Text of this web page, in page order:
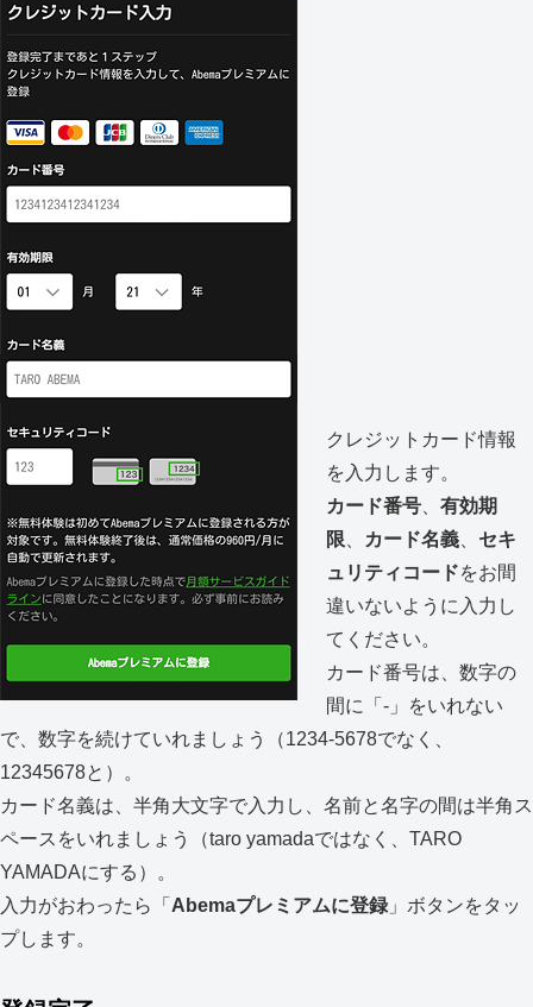
クレジットカード情報
を入力します。
カード番号、 有効期
限、 カード名義、 セキ
ュリティコードをお間
違いないように入力し
てください。
カード番号は、数字の
間に「-」をいれない
で、数字を続けていれましょう（1234-5678でなく、
12345678と）。
カード名義は、半角大文字で入力し、名前と名字の間は半角ス
ペースをいれましょう（taro yamadaではなく、TARO
YAMADAにする）。
入力がおわったら「 Abemaプレミアムに登録 」ボタンをタッ
プします。